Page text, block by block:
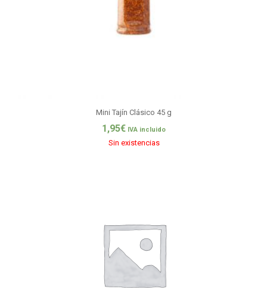
Mini Tajín Clásico 45 g
1,95€ IVA incluido
Sin existencias